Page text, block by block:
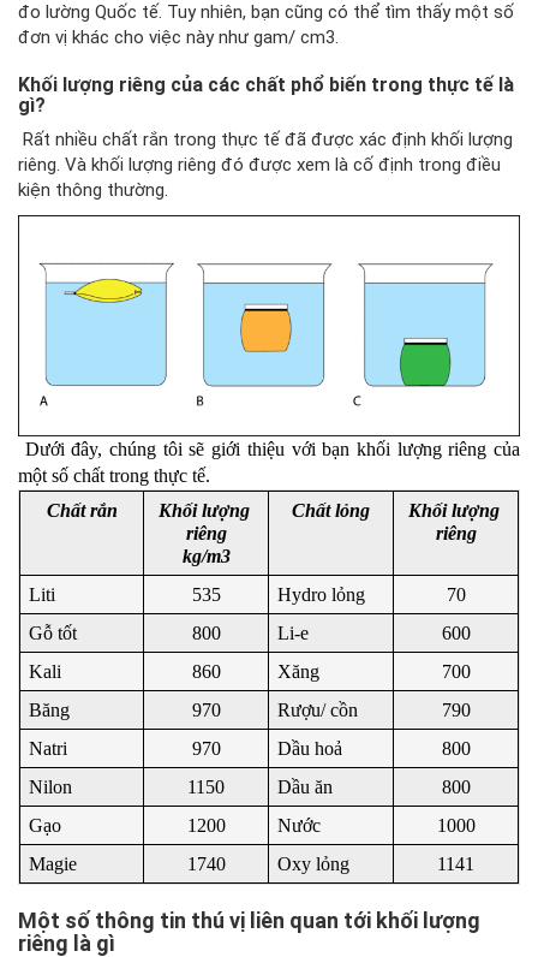
đo lường Quốc tế. Tuy nhiên, bạn cũng có thể tìm thấy một số
đơn vị khác cho việc này như gam/ cm3.
Khối lượng riêng của các chất phổ biến trong thực tế là
gì?
Rất nhiều chất rắn trong thực tế đã được xác định khối lượng
riêng. Và khối lượng riêng đó được xem là cố định trong điều
kiện thông thường.
Dưới đây, chúng tôi sẽ giới thiệu với bạn khối lượng riêng của
một số chất trong thực tế.
Chất rắn
Khối lượng
riêng
kg/m3
Chất lỏng
Khối lượng
riêng
Liti 535 Hydro lỏng
70
Gỗ tốt
800 Li-e
600
Kali
860 Xăng
700
Băng
970 Rượu/ cồn
790
Natri
970 Dầu hoả
800
Nilon
1150 Dầu ăn
800
Gạo
1200 Nước
1000
Magie
1740 Oxy lỏng 1141
Một số thông tin thú vị liên quan tới khối lượng
riêng là gì